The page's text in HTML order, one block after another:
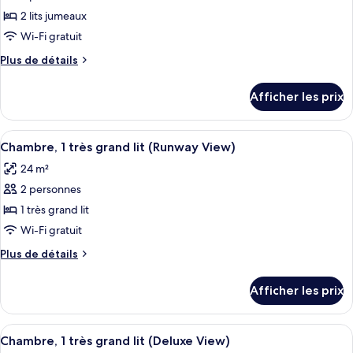
pour
ce
type
de
Chambre,
lits
jumeaux
2 lits jumeaux
Wi-Fi gratuit
Plus de détails
Plus
Chambre,
lits
Afficher les prix
Afficher
toutes
les
photos
pour
ce
type
de
Chambre,
très
Une chambre d’hôtel avec un
4
Chambre, 1 très grand lit (Runway View)
24 m²
2 personnes
1 très grand lit
Wi-Fi gratuit
Plus de détails
Plus
Chambre,
très
Afficher les prix
Afficher
Une chambre d’hôtel avec un
5
Chambre, 1 très grand lit (Deluxe View)